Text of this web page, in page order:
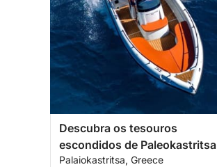
Descubra os tesouros
escondidos de Paleokastritsa
com um passeio de barco
Palaiokastritsa, Greece